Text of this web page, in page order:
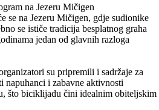
na Jezeru Mičigen
se na Jezeru Mičigen, gdje sudionike
se ističe tradicija besplatnog graha
jedan od glavnih razloga
su pripremili i sadržaje za
napuhanci i zabavne aktivnosti
što biciklijadu čini idealnim obiteljskim